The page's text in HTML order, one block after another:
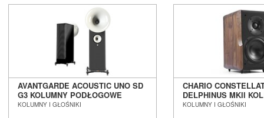
AVANTGARDE ACOUSTIC UNO SD
G3 KOLUMNY PODŁOGOWE
SALON POZNAŃ WROCŁAW
KOLUMNY I GŁOŚNIKI
CHARIO
DELPHINUS MKII
PODSTAWKOWE
KOLUMNY I GŁOŚNIKI